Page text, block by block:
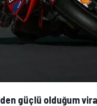
güçlü olduğum